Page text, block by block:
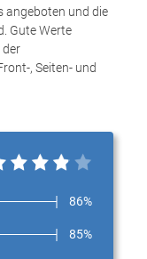
angeboten und die
Gute Werte
der
, Seiten- und
86%
85%